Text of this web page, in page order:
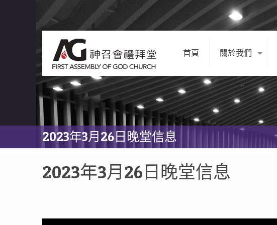
首頁 關於我們
2023年3月26日晚堂信息
2023年3月26日晚堂信息